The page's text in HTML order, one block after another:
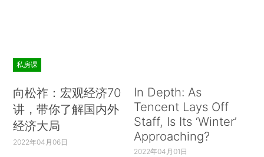
私房课
向松祚：宏观经济70
讲，带你了解国内外
经济大局
2022年04月06日
In Depth: As
Tencent Lays Off
Staff, Is Its ‘Winter’
Approaching?
2022年04月01日